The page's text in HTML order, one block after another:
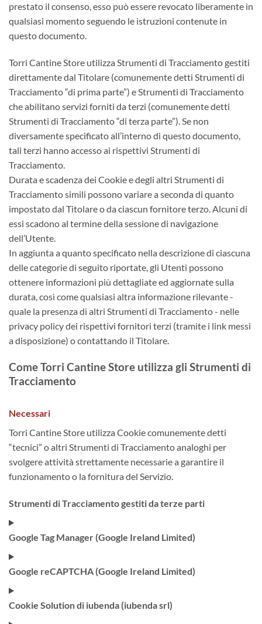
prestato il consenso, esso può essere revocato liberamente in
qualsiasi momento seguendo le istruzioni contenute in
questo documento.
Torri Cantine Store utilizza Strumenti di Tracciamento gestiti
direttamente dal Titolare (comunemente detti Strumenti di
Tracciamento “di prima parte”) e Strumenti di Tracciamento
che abilitano servizi forniti da terzi (comunemente detti
Strumenti di Tracciamento “di terza parte”). Se non
diversamente specificato all’interno di questo documento,
tali terzi hanno accesso ai rispettivi Strumenti di
Tracciamento.
Durata e scadenza dei Cookie e degli altri Strumenti di
Tracciamento simili possono variare a seconda di quanto
impostato dal Titolare o da ciascun fornitore terzo. Alcuni di
essi scadono al termine della sessione di navigazione
dell’Utente.
In aggiunta a quanto specificato nella descrizione di ciascuna
delle categorie di seguito riportate, gli Utenti possono
ottenere informazioni più dettagliate ed aggiornate sulla
durata, così come qualsiasi altra informazione rilevante -
quale la presenza di altri Strumenti di Tracciamento - nelle
privacy policy dei rispettivi fornitori terzi (tramite i link messi
a disposizione) o contattando il Titolare.
Come Torri Cantine Store utilizza gli Strumenti di
Tracciamento
Necessari
Torri Cantine Store utilizza Cookie comunemente detti
“tecnici” o altri Strumenti di Tracciamento analoghi per
svolgere attività strettamente necessarie a garantire il
funzionamento o la fornitura del Servizio.
Strumenti di Tracciamento gestiti da terze parti
Google Tag Manager (Google Ireland Limited)
Google reCAPTCHA (Google Ireland Limited)
Cookie Solution di iubenda (iubenda srl)